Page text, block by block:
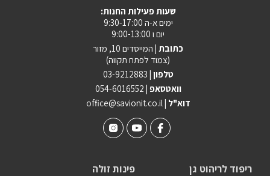
:שעות פעילות החנות
ימים א-ה 9:30-17:00
יום ו 9:00-13:00
כתובת | המייסדים 10, מזור
(צמוד לפתח תקווה)
טלפון | 03-9212883
וואטסאפ | 054-6016552
office@savionit.co.il | דוא"ל
פינות זולה
ריפוד לריהוט גן